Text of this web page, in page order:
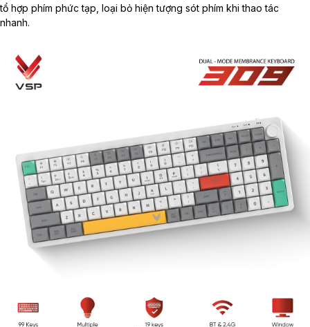
tổ hợp phím phức tạp, loại bỏ hiện tượng sót phím khi thao tác
nhanh.